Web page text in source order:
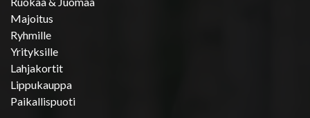
Majoitus
Ryhmille
Yrityksille
Lahjakortit
Lippukauppa
Paikallispuoti